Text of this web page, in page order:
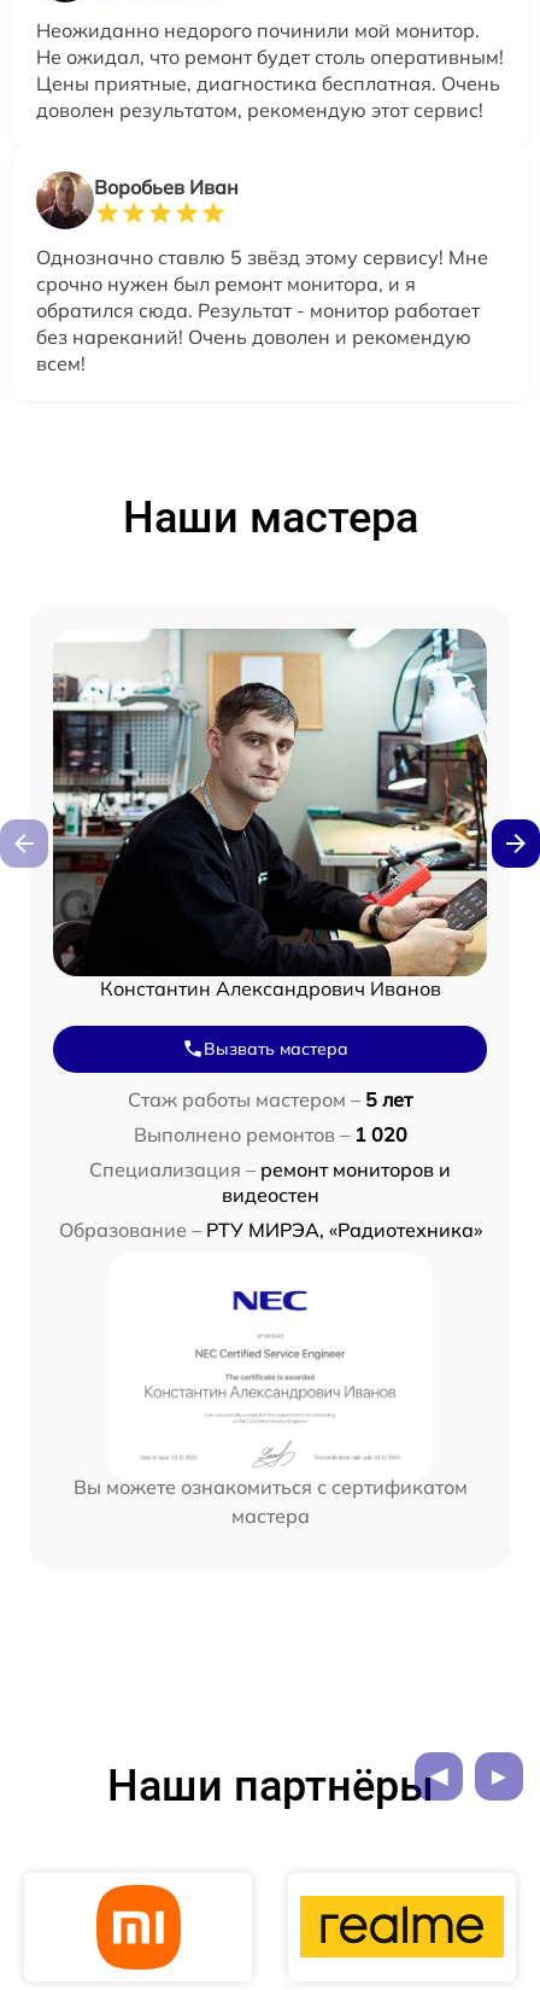
Неожиданно недорого починили мой монитор.
Не ожидал, что ремонт будет столь оперативным!
Цены приятные, диагностика бесплатная. Очень
доволен результатом, рекомендую этот сервис!
Воробьев Иван
Однозначно ставлю 5 звёзд этому сервису! Мне
срочно нужен был ремонт монитора, и я
обратился сюда. Результат - монитор работает
без нареканий! Очень доволен и рекомендую
всем!
Наши мастера
Константин Александрович Иванов
Вызвать мастера
Стаж работы мастером – 5 лет
Выполнено ремонтов – 1 020
Специализация – ремонт мониторов и
видеостен
Образование – РТУ МИРЭА, «Радиотехника»
Вы можете ознакомиться с сертификатом
мастера
Наши партнёры